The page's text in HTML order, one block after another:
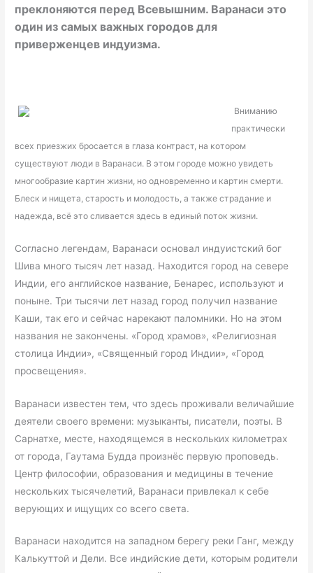
преклоняются перед Всевышним. Варанаси это
один из самых важных городов для
приверженцев индуизма.
Вниманию
практически
всех приезжих бросается в глаза контраст, на котором
существуют люди в Варанаси. В этом городе можно увидеть
многообразие картин жизни, но одновременно и картин смерти.
Блеск и нищета, старость и молодость, а также страдание и
надежда, всё это сливается здесь в единый поток жизни.
Согласно легендам, Варанаси основал индуистский бог
Шива много тысяч лет назад. Находится город на севере
Индии, его английское название, Бенарес, используют и
поныне. Три тысячи лет назад город получил название
Каши, так его и сейчас нарекают паломники. Но на этом
названия не закончены. «Город храмов», «Религиозная
столица Индии», «Священный город Индии», «Город
просвещения».
Варанаси известен тем, что здесь проживали величайшие
деятели своего времени: музыканты, писатели, поэты. В
Сарнатхе, месте, находящемся в нескольких километрах
от города, Гаутама Будда произнёс первую проповедь.
Центр философии, образования и медицины в течение
нескольких тысячелетий, Варанаси привлекал к себе
верующих и ищущих со всего света.
Варанаси находится на западном берегу реки Ганг, между
Калькуттой и Дели. Все индийские дети, которым родители